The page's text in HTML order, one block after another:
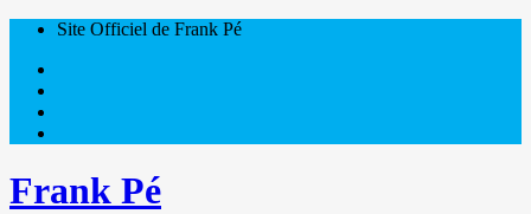
Site Officiel de Frank Pé
Frank Pé